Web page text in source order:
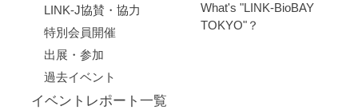
LINK-J協賛・協力
特別会員開催
出展・参加
過去イベント
イベントレポート一覧
What's "LINK-BioBAY
TOKYO"？